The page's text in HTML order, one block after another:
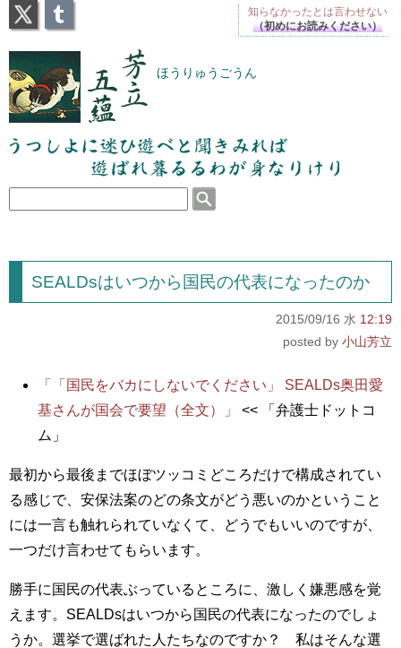
芳立五蘊 ほうりゅうごうん
うつしよに迷ひ遊べと聞きみれば遊ばれ暮るるわが
身なりけり
SEALDsはいつから国民の代表になったのか
2015/09/16 水 12:19
小山芳立
「「国民をバカにしないでください」 SEALDs奥田愛
基さんが国会で要望（全文）」
<< 「弁護士ドットコ
ム」
最初から最後までほぼツッコミどころだけで構成されてい
る感じで、安保法案のどの条文がどう悪いのかということ
には一言も触れられていなくて、どうでもいいのですが、
一つだけ言わせてもらいます。
勝手に国民の代表ぶっているところに、激しく嫌悪感を覚
えます。SEALDsはいつから国民の代表になったのでしょ
うか。選挙で選ばれた人たちなのですか？ 私はそんな選
知らなかったとは言わせない
（初めにお読みください）
X Tumblr